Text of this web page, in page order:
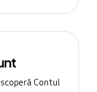
Contul